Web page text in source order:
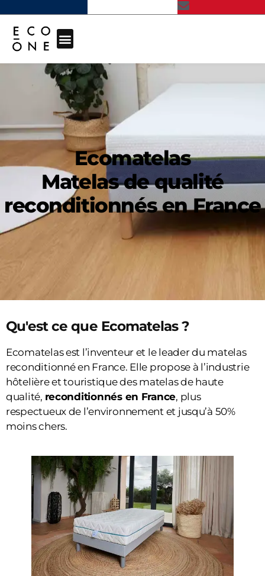
Ecomatelas
Matelas de qualité
reconditionnés en France
Qu'est ce que Ecomatelas ?
Ecomatelas est l’inventeur et le leader du matelas
reconditionné en France. Elle propose à l’industrie
hôtelière et touristique des matelas de haute
qualité, reconditionnés en France, plus
respectueux de l’environnement et jusqu’à 50%
moins chers.